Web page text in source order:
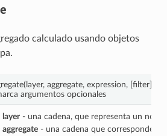
calculado usando objetos
aggregate, expression, [filter],
argumentos opcionales
layer- una cadena, que representa un
aggregate- una cadena que corresponde al